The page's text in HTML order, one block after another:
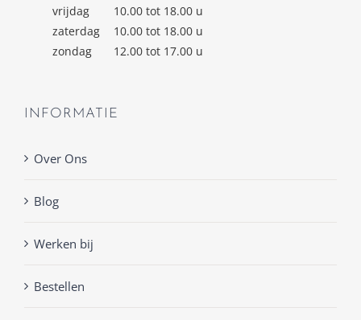
vrijdag
10.00 tot 18.00 u
zaterdag
10.00 tot 18.00 u
zondag
12.00 tot 17.00 u
INFORMATIE
Over Ons
Blog
Werken bij
Bestellen